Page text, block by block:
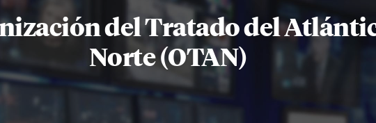
del Tratado del
Norte (OTAN)